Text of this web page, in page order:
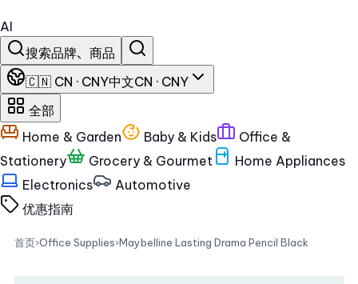
AI
搜索品牌、商品
🇨🇳 CN · CNY中文CN · CNY
全部
Home & Garden
Baby & Kids
Office &
Stationery
Grocery & Gourmet
Home Appliances
Electronics
Automotive
优惠指南
首页›Office Supplies›Maybelline Lasting Drama Pencil Black